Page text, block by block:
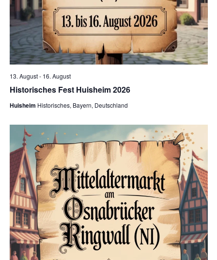
Historisches Fest Huisheim 2026
13. August- 16. August
Huisheim Historisches, Bayern, Deutschland